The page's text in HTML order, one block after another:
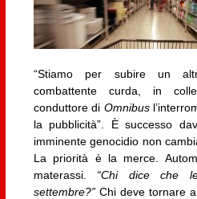
“Stiamo per subire un
combattente curda, in
conduttore di Omnibus
la pubblicità”. È successo
imminente genocidio non
La priorità è la merce.
materassi. “Chi dice che
settembre?”Chi deve tornare a